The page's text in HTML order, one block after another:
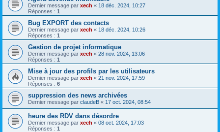
Dernier message par xech « 18 déc. 2024, 10:27
Réponses : 1
Bug EXPORT des contacts
Dernier message par xech « 18 déc. 2024, 10:26
Réponses : 1
Gestion de projet informatique
Dernier message par xech « 28 nov. 2024, 13:06
Réponses : 1
Mise à jour des profils par les utilisateurs
Dernier message par xech « 21 nov. 2024, 17:59
Réponses : 6
suppression des news archivées
Dernier message par claudeB « 17 oct. 2024, 08:54
heure des RDV dans désordre
Dernier message par xech « 08 oct. 2024, 17:03
Réponses : 1